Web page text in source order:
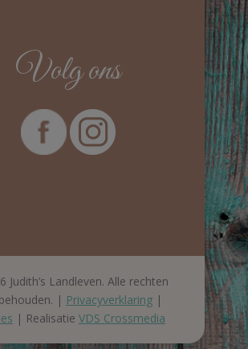
Volg ons
Judith’s Landleven. Alle rechten
| Privacyverklaring|
| Realisatie VDS Crossmedia